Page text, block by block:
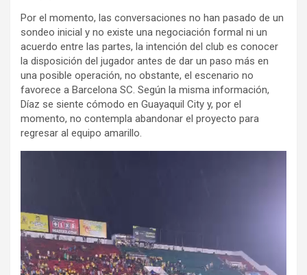
Por el momento, las conversaciones no han pasado de un
sondeo inicial y no existe una negociación formal ni un
acuerdo entre las partes, la intención del club es conocer
la disposición del jugador antes de dar un paso más en
una posible operación, no obstante, el escenario no
favorece a Barcelona SC. Según la misma información,
Díaz se siente cómodo en Guayaquil City y, por el
momento, no contempla abandonar el proyecto para
regresar al equipo amarillo.